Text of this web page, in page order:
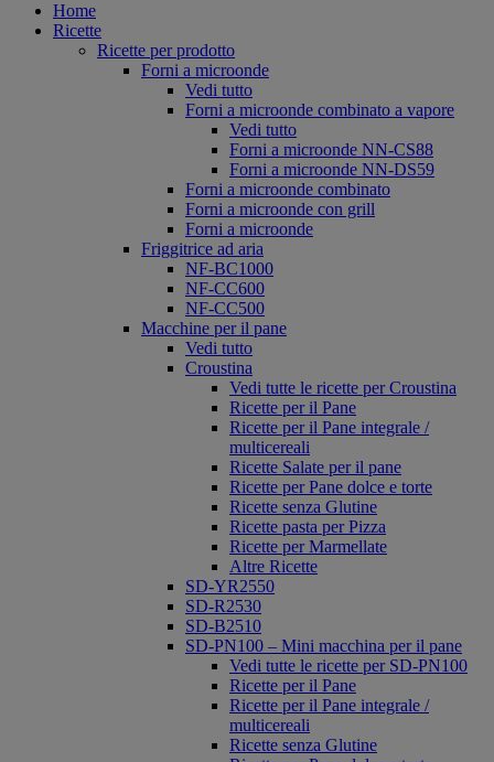
Home
Ricette
Ricette per prodotto
Forni a microonde
Vedi tutto
Forni a microonde combinato a vapore
Vedi tutto
Forni a microonde NN-CS88
Forni a microonde NN-DS59
Forni a microonde combinato
Forni a microonde con grill
Forni a microonde
Friggitrice ad aria
NF-BC1000
NF-CC600
NF-CC500
Macchine per il pane
Vedi tutto
Croustina
Vedi tutte le ricette per Croustina
Ricette per il Pane
Ricette per il Pane integrale /
multicereali
Ricette Salate per il pane
Ricette per Pane dolce e torte
Ricette senza Glutine
Ricette pasta per Pizza
Ricette per Marmellate
Altre Ricette
SD-YR2550
SD-R2530
SD-B2510
SD-PN100 – Mini macchina per il pane
Vedi tutte le ricette per SD-PN100
Ricette per il Pane
Ricette per il Pane integrale /
multicereali
Ricette senza Glutine